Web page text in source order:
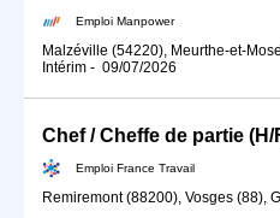
Emploi Manpower
Malzéville (54220), Meurthe-et-
Intérim - 09/07/2026
Chef / Cheffe de partie (H/
Emploi France Travail
Remiremont (88200), Vosges (88),